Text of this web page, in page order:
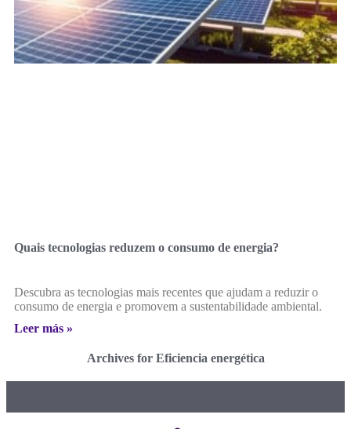
Quais tecnologias reduzem o consumo de energia?
Descubra as tecnologias mais recentes que ajudam a reduzir o
consumo de energia e promovem a sustentabilidade ambiental.
Leer más »
Archives for Eficiencia energética